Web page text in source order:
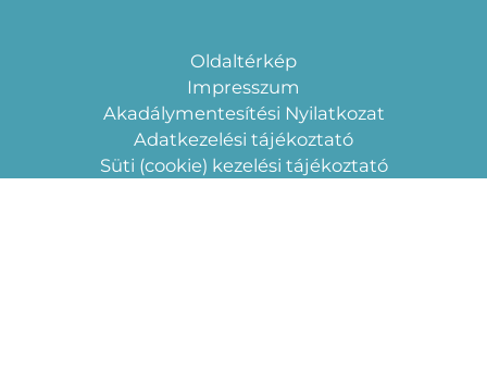
Oldaltérkép
Impresszum
Akadálymentesítési Nyilatkozat
Adatkezelési tájékoztató
Süti (cookie) kezelési tájékoztató